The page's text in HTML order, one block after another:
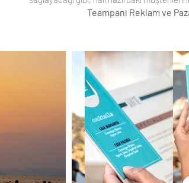
Teampani Reklam ve